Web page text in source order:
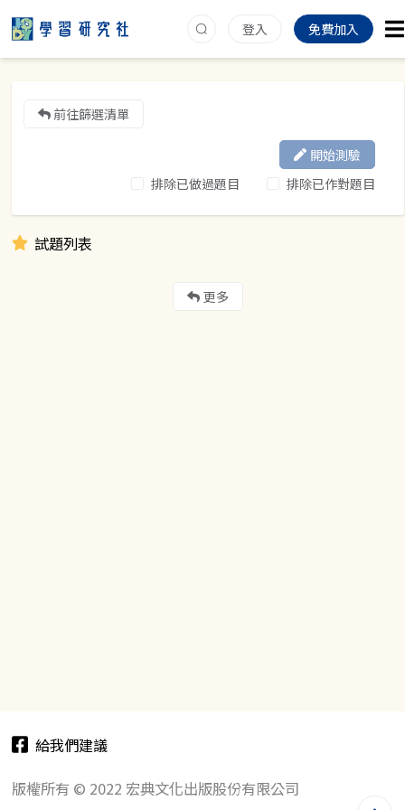
登入 免費加入
前往篩選清單
排除已做過題目 排除已作對題目
開始測驗
試題列表
更多
給我們建議
版權所有 © 2022 宏典文化出版股份有限公司